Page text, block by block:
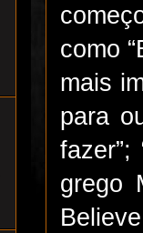
como
mais
para
grego